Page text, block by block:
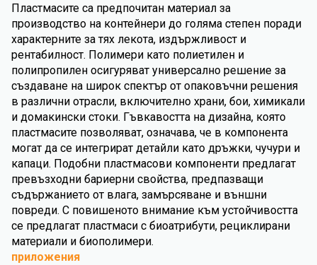
Пластмасите са предпочитан материал за
производство на контейнери до голяма степен поради
характерните за тях лекота, издържливост и
рентабилност. Полимери като полиетилен и
полипропилен осигуряват универсално решение за
създаване на широк спектър от опаковъчни решения
в различни отрасли, включително храни, бои, химикали
и домакински стоки. Гъвкавостта на дизайна, която
пластмасите позволяват, означава, че в компонента
могат да се интегрират детайли като дръжки, чучури и
капаци. Подобни пластмасови компоненти предлагат
превъзходни бариерни свойства, предпазващи
съдържанието от влага, замърсяване и външни
повреди. С повишеното внимание към устойчивостта
се предлагат пластмаси с биоатрибути, рециклирани
материали и биополимери.
приложения